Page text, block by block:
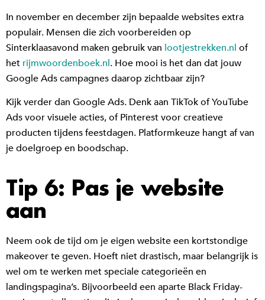
In november en december zijn bepaalde websites extra
populair. Mensen die zich voorbereiden op
Sinterklaasavond maken gebruik van lootjestrekken.nl of
het rijmwoordenboek.nl. Hoe mooi is het dan dat jouw
Google Ads campagnes daarop zichtbaar zijn?
Kijk verder dan Google Ads. Denk aan TikTok of YouTube
Ads voor visuele acties, of Pinterest voor creatieve
producten tijdens feestdagen. Platformkeuze hangt af van
je doelgroep en boodschap.
Tip 6: Pas je website
aan
Neem ook de tijd om je eigen website een kortstondige
makeover te geven. Hoeft niet drastisch, maar belangrijk is
wel om te werken met speciale categorieën en
landingspagina’s. Bijvoorbeeld een aparte Black Friday-